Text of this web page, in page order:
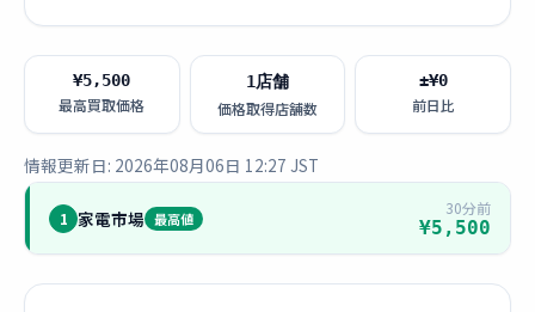
¥5,500
最高買取価格
1店舗
価格取得店舗数
±¥0
前日比
情報更新日: 2026年08月06日 12:27 JST
1 家電市場 最高値
30分前
¥5,500